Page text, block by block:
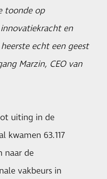
toonde op
en
echt een geest
Marzin, CEO van
uiting in de
kwamen 63.117
naar de
vakbeurs in